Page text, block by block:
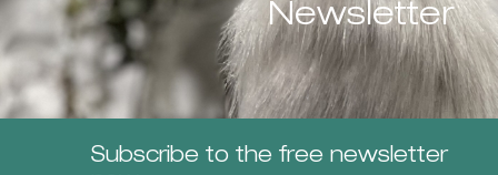
Newsletter
Subscribe to the free newsletter